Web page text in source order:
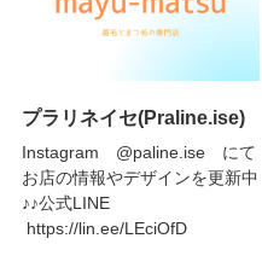
プラリネイセ(Praline.ise)
Instagram @paline.ise にて
お店の情報やデザインを更新中
♪♪公式LINE
https://lin.ee/LEciOfD